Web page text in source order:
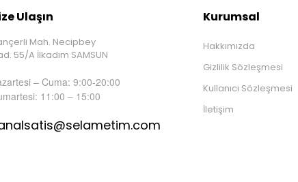
Ulaşın
Mah. Necipbey
55/A İlkadım SAMSUN
– Cuma: 9:00-20:00
11:00 – 15:00
Kurumsal
Hakkımızda
Gizlilik Sözleşmesi
Kullanıcı Sözleşmesi
İletişim